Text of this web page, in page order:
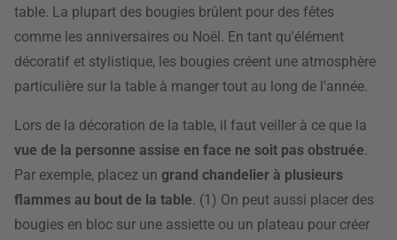
table. La plupart des bougies brûlent pour des fêtes
comme les anniversaires ou Noël. En tant qu'élément
décoratif et stylistique, les bougies créent une atmosphère
particulière sur la table à manger tout au long de l'année.
Lors de la décoration de la table, il faut veiller à ce que la
vue de la personne assise en face ne soit pas obstruée.
Par exemple, placez un grand chandelier à plusieurs
flammes au bout de la table. (1) On peut aussi placer des
bougies en bloc sur une assiette ou un plateau pour créer